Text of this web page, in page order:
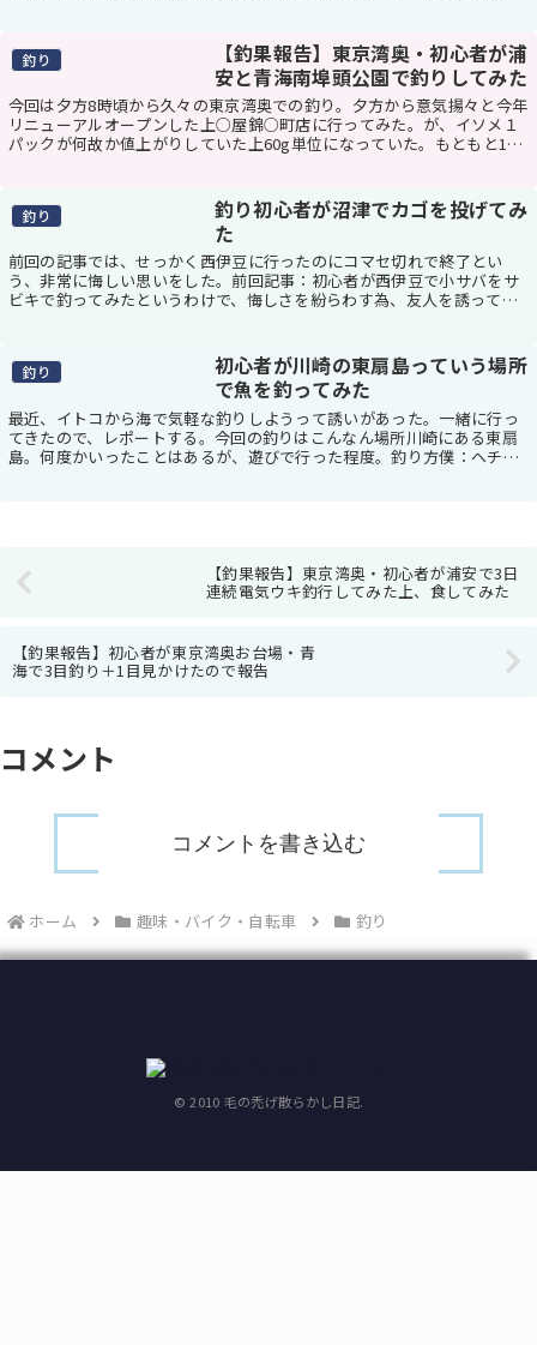
釣り
【釣果報告】東京湾奥・初心者が浦
安と青海南埠頭公園で釣りしてみた
今回は夕方8時頃から久々の東京湾奥での釣り。夕方から意気揚々と今年
リニューアルオープンした上○屋錦○町店に行ってみた。が、イソメ１
パックが何故か値上がりしていた上60g単位になっていた。もともと1杯
釣り
釣り初心者が沼津でカゴを投げてみ
た
前回の記事では、せっかく西伊豆に行ったのにコマセ切れで終了とい
う、非常に悔しい思いをした。前回記事：初心者が西伊豆で小サバをサ
ビキで釣ってみたというわけで、悔しさを紛らわす為、友人を誘って夜
釣り
初心者が川崎の東扇島っていう場所
で魚を釣ってみた
最近、イトコから海で気軽な釣りしようって誘いがあった。一緒に行っ
てきたので、レポートする。今回の釣りはこんなん場所川崎にある東扇
島。何度かいったことはあるが、遊びで行った程度。釣り方僕：ヘチ
【釣果報告】東京湾奥・初心者が浦安で3日
連続電気ウキ釣行してみた上、食してみた
【釣果報告】初心者が東京湾奥お台場・青
海で3目釣り＋1目見かけたので報告
コメント
コメントを書き込む
ホーム 趣味・バイク・自転車 釣り
© 2010 毛の禿げ散らかし日記.